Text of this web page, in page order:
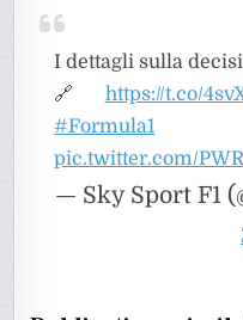
I dettagli sulla
🔗 https://t.co/
#Formula1
pic.twitter.com/
— Sky Sport F1